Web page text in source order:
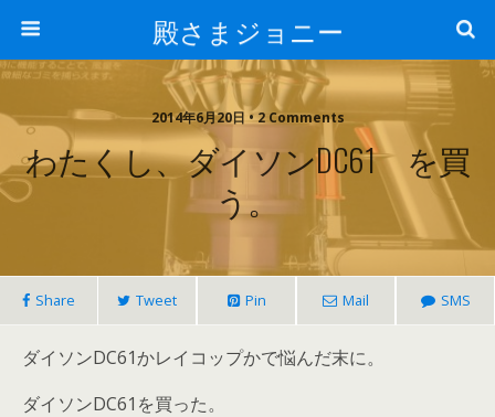
殿さまジョニー
2014年6月20日 • 2 Comments
わたくし、ダイソンDC61 を買
う。
Share Tweet Pin Mail SMS
ダイソンDC61かレイコップかで悩んだ末に。
ダイソンDC61を買った。